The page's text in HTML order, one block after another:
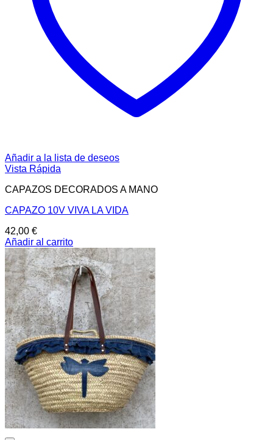
Añadir a la lista de deseos
Vista Rápida
CAPAZOS DECORADOS A MANO
CAPAZO 10V VIVA LA VIDA
42,00 €
Añadir al carrito